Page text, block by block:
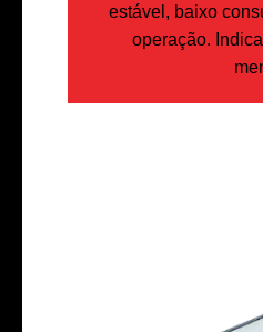
estável, baixo
operação.